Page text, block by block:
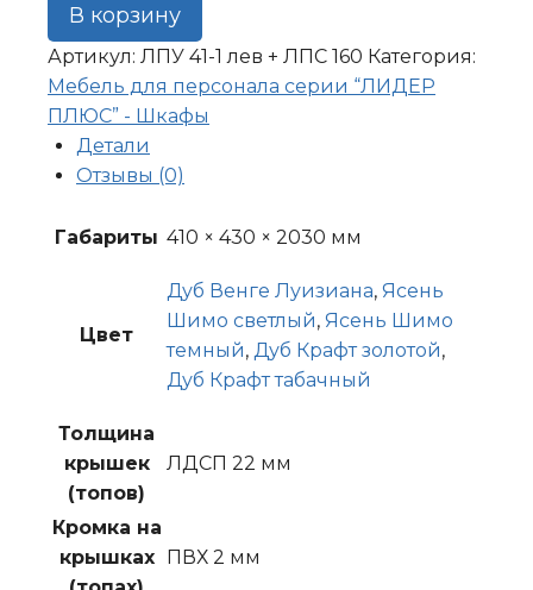
Шкаф-
пенал
со
стеклянной
дверью
410*430*2030
левый
В корзину
Артикул: ЛПУ 41-1 лев + ЛПС 160 Категория:
Мебель для персонала серии “ЛИДЕР
ПЛЮС” - Шкафы
Детали
Отзывы (0)
Габариты 410 × 430 × 2030 мм
Цвет
Дуб Венге Луизиана, Ясень
Шимо светлый, Ясень Шимо
темный, Дуб Крафт золотой,
Дуб Крафт табачный
Толщина
крышек
(топов)
ЛДСП 22 мм
Кромка на
крышках
ПВХ 2 мм